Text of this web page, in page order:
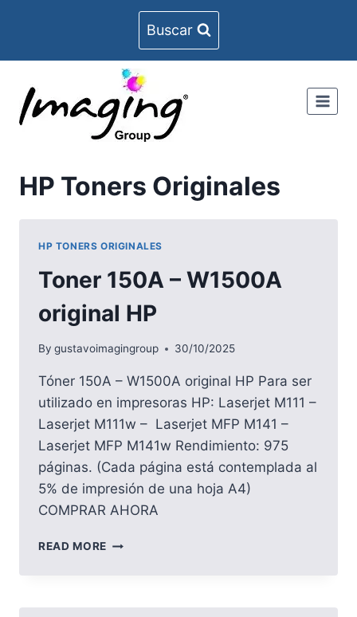
Buscar
HP Toners Originales
HP TONERS ORIGINALES
Toner 150A – W1500A
original HP
By gustavoimagingroup 30/10/2025
Tóner 150A – W1500A original HP Para ser
utilizado en impresoras HP: Laserjet M111 –
Laserjet M111w – Laserjet MFP M141 –
Laserjet MFP M141w Rendimiento: 975
páginas. (Cada página está contemplada al
5% de impresión de una hoja A4)
COMPRAR AHORA
READ MORE TONER
ORIGINAL